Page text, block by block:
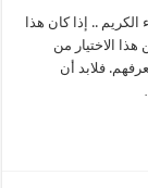
.. إذا كان هذا
الاختيار من
فلابد أن